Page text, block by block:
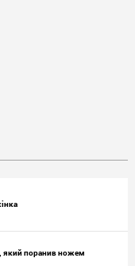
який поранив ножем